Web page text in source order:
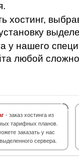
хостинг,
у нашего
любой
- заказ хостинга из
тарифных планов.
заказать у нас
сервера.